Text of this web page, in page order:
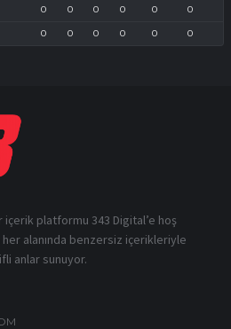
0 0 0 0 0 0
0 0 0 0 0 0
platformu 343 Digital’e hoş
alanında benzersiz içerikleriyle
anlar sunuyor.